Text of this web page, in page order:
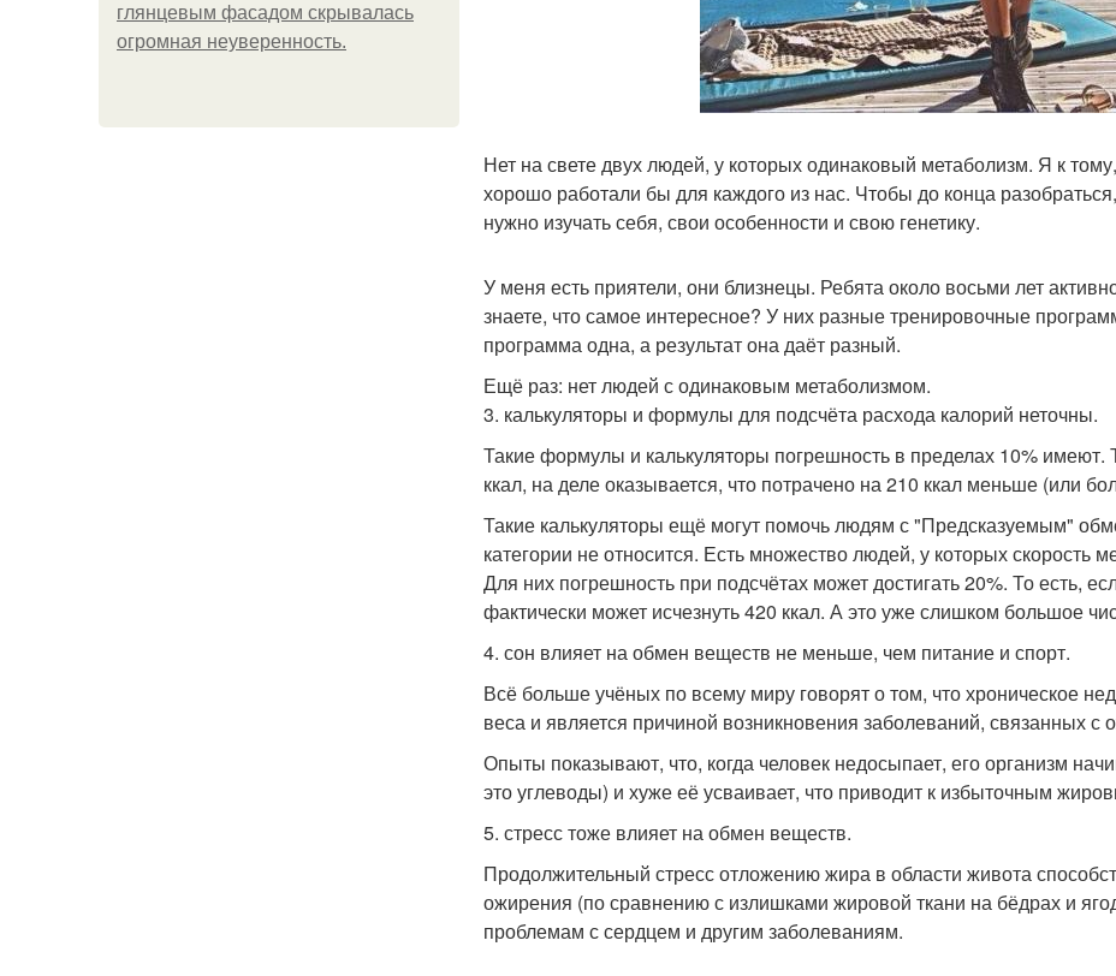
глянцевым фасадом скрывалась
огромная неуверенность.
Нет на свете двух людей, у которых одинаковый метаболизм. Я к
хорошо работали бы для каждого из нас. Чтобы до конца
нужно изучать себя, свои особенности и свою генетику.
У меня есть приятели, они близнецы. Ребята около восьми лет
знаете, что самое интересное? У них разные тренировочные
программа одна, а результат она даёт разный.
Ещё раз: нет людей с одинаковым метаболизмом.
3. калькуляторы и формулы для подсчёта расхода калорий неточны.
Такие формулы и калькуляторы погрешность в пределах 10% имеют.
ккал, на деле оказывается, что потрачено на 210 ккал меньше (или
Такие калькуляторы ещё могут помочь людям с "Предсказуемым"
категории не относится. Есть множество людей, у которых
Для них погрешность при подсчётах может достигать 20%. То есть,
фактически может исчезнуть 420 ккал. А это уже слишком большое
4. сон влияет на обмен веществ не меньше, чем питание и спорт.
Всё больше учёных по всему миру говорят о том, что хроническое
веса и является причиной возникновения заболеваний, связанных с
Опыты показывают, что, когда человек недосыпает, его организм
это углеводы) и хуже её усваивает, что приводит к избыточным
5. стресс тоже влияет на обмен веществ.
Продолжительный стресс отложению жира в области живота
ожирения (по сравнению с излишками жировой ткани на бёдрах и
проблемам с сердцем и другим заболеваниям.